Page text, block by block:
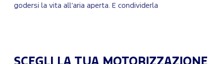
godersi la vita all’aria aperta. E condividerla